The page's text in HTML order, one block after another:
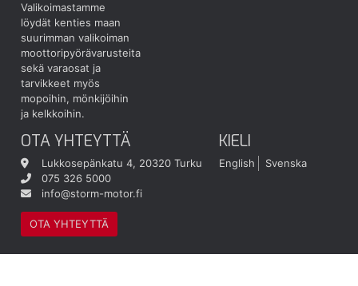
Valikoimastamme
löydät kenties maan
suurimman valikoiman
moottoripyörävarusteita
sekä varaosat ja
tarvikkeet myös
mopoihin, mönkijöihin
ja kelkkoihin.
OTA YHTEYTTÄ
Lukkosepänkatu 4, 20320 Turku
075 326 5000
info@storm-motor.fi
OTA YHTEYTTÄ
KIELI
English Svenska